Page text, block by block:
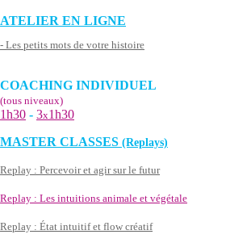
ATELIER EN LIGNE
- Les petits mots de votre histoire
COACHING INDIVIDUEL
(tous niveaux)
1h30 - 3x1h30
MASTER CLASSES (Replays)
Replay : Percevoir et agir sur le futur
Replay : Les intuitions animale et végétale
Replay : État intuitif et flow créatif